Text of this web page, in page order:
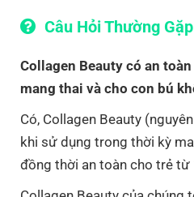
Câu Hỏi Thường Gặp
Collagen Beauty có an
mang thai và cho con bú
Có, Collagen Beauty
khi sử dụng trong thời kỳ
đồng thời an toàn cho trẻ